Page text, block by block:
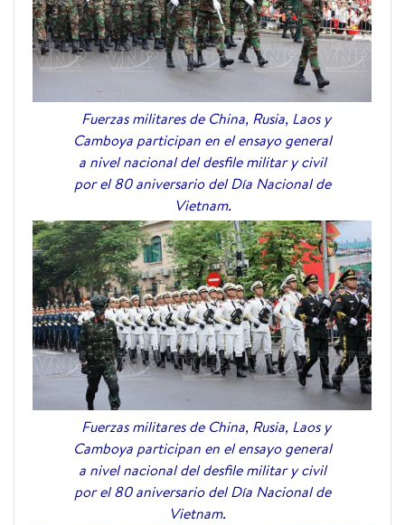
Fuerzas militares de China, Rusia, Laos y
Camboya participan en el ensayo general
a nivel nacional del desfile militar y civil
por el 80 aniversario del Día Nacional de
Vietnam.
Fuerzas militares de China, Rusia, Laos y
Camboya participan en el ensayo general
a nivel nacional del desfile militar y civil
por el 80 aniversario del Día Nacional de
Vietnam.